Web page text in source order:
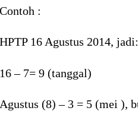
Contoh :
HPTP 16 Agustus 2014, jadi:
16 – 7= 9 (tanggal)
Agustus (8) – 3 = 5 (mei ),